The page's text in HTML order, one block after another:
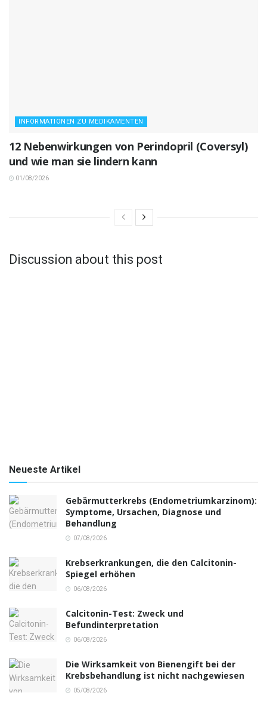
INFORMATIONEN ZU MEDIKAMENTEN
12 Nebenwirkungen von Perindopril (Coversyl)
und wie man sie lindern kann
01/08/2026
Discussion about this post
Neueste Artikel
Gebärmutterkrebs (Endometriumkarzinom):
Symptome, Ursachen, Diagnose und
Behandlung
07/08/2026
Krebserkrankungen, die den Calcitonin-
Spiegel erhöhen
06/08/2026
Calcitonin-Test: Zweck und
Befundinterpretation
06/08/2026
Die Wirksamkeit von Bienengift bei der
Krebsbehandlung ist nicht nachgewiesen
05/08/2026